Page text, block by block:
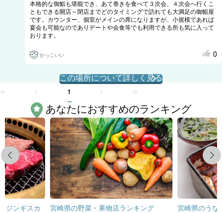
本格的な御鮨も堪能でき、あて巻きを食べて３次会、４次会へ行くこ
ともできる開店～閉店までどのタイミングで訪れても大満足の御鮨屋
です。カウンター、個室がメインの席になりますが、小規模であれば
宴会も可能なのでありデートや会食等でも利用できる所も気に入って
おります。
かっこいい 0
この場所について詳しく見る
1
あなたにおすすめのランキング
Previous
ジンギスカ 宮崎県の野菜・果物店ランキング 宮崎県のうな
Next